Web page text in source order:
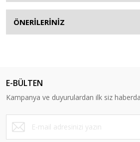
ÖNERİLERİNİZ
E-BÜLTEN
Kampanya ve duyurulardan ilk siz